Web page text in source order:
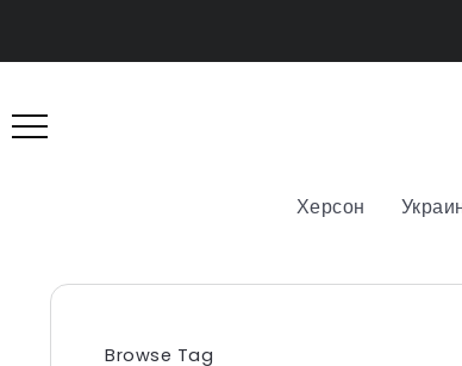
Херсон
Browse Tag